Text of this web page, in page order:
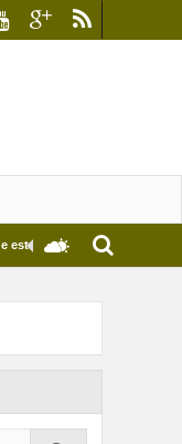
las Bibliotecas